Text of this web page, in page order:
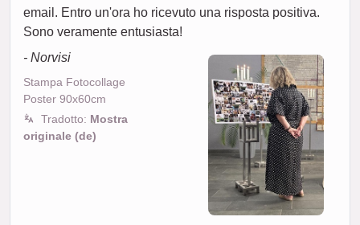
email. Entro un'ora ho ricevuto una risposta positiva.
Sono veramente entusiasta!
- Norvisi
Stampa Fotocollage
Poster 90x60cm
Tradotto: Mostra
originale (de)